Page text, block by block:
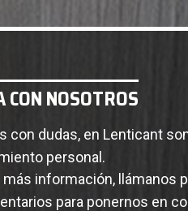
CON NOSOTROS
con dudas, en Lenticant
personal.
información, llámanos
para ponernos en